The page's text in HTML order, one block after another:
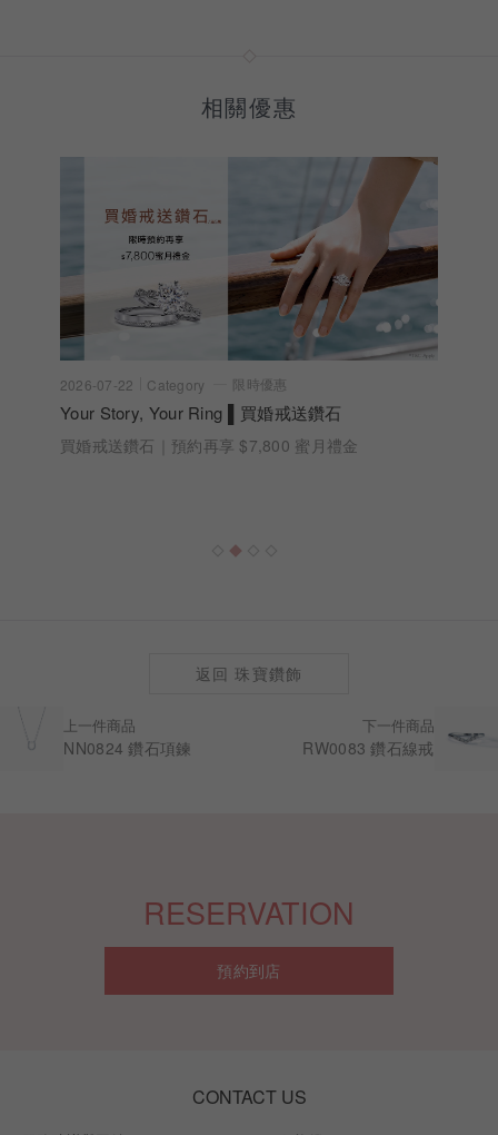
相關優惠
2026-07-22 Category 限時優惠
Your Story, Your Ring ▌買婚戒送鑽石
買婚戒送鑽石｜預約再享 $7,800 蜜月禮金
上一件商品
NN0824 鑽石項鍊
下一件商品
RW0083 鑽石線戒
返回 珠寶鑽飾
RESERVATION
預約到店
CONTACT US